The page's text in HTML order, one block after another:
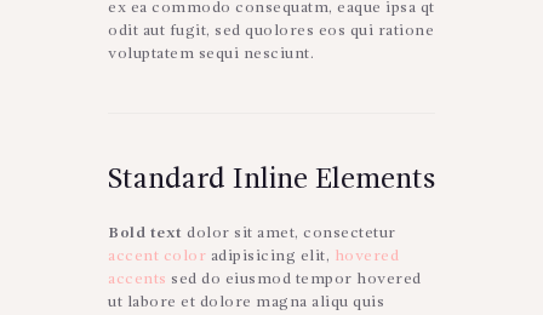
ex ea commodo consequatm, eaque ipsa qt
odit aut fugit, sed quolores eos qui ratione
voluptatem sequi nesciunt.
Standard Inline Elements
Bold text dolor sit amet, consectetur
accent color adipisicing elit,
hovered
accents sed do eiusmod tempor hovered
ut labore et dolore magna aliqu quis